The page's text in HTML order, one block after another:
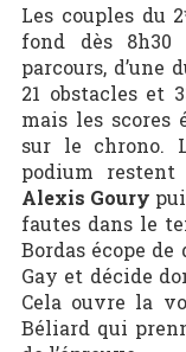
Les couples du
fond dès 8h30
parcours, d’une
21 obstacles
mais les scores
sur le chrono.
podium restent
Alexis Goury
fautes dans le
Bordas écope de
Gay et décide
Cela ouvre la
Béliard qui